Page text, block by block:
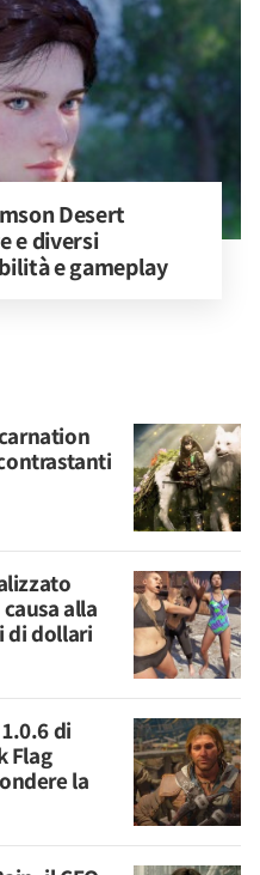
Desert
e diversi
e gameplay
alla
di dollari
di
Flag
la